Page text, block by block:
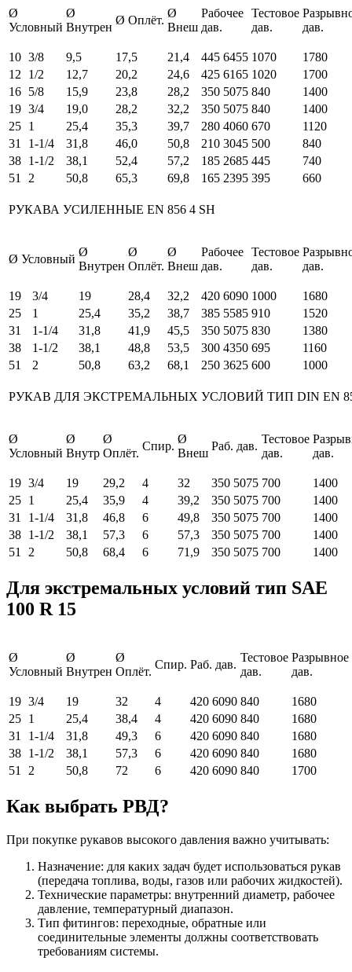
Ø
Условный
Ø
Внутрен
Ø Оплёт.
Ø
Внеш
Рабочее
дав.
Тестовое
дав.
дав.
10 3/8 9,5 17,5 21,4 445 6455 1070
1780
12 1/2 12,7 20,2 24,6 425 6165 1020
1700
16 5/8 15,9 23,8 28,2 350 5075 840
1400
19 3/4 19,0 28,2 32,2 350 5075 840
1400
25 1 25,4 35,3 39,7 280 4060 670
1120
31
1-1/4 31,8 46,0 50,8 210 3045 500
840
38 1-1/2 38,1 52,4 57,2 185 2685 445
740
51 2 50,8 65,3 69,8 165 2395 395 660
РУКАВА УСИЛЕННЫЕ EN 856 4 SH
Ø Условный
Ø
Внутрен
Ø
Оплёт.
Ø
Внеш
Рабочее
дав.
Тестовое
дав.
дав.
19 3/4 19 28,4 32,2 420 6090 1000
1680
25
1 25,4 35,2 38,7 385 5585 910
1520
31
1-1/4 31,8 41,9 45,5 350 5075 830
1380
38
1-1/2 38,1 48,8 53,5 300 4350 695
1160
51
2 50,8 63,2 68,1 250 3625 600 1000
РУКАВ ДЛЯ ЭКСТРЕМАЛЬНЫХ УСЛОВИЙ ТИП DIN EN
Ø
Условный
Ø
Внутр
Ø
Оплёт.
Спир.
Ø
Внеш
Раб. дав.
Тестовое
дав.
дав.
19 3/4 19 29,2 4 32 350 5075 700
1400
25 1 25,4 35,9 4 39,2 350 5075 700
1400
31
1-1/4 31,8 46,8 6 49,8 350 5075 700
1400
38 1-1/2 38,1 57,3 6 57,3 350 5075 700
1400
51 2 50,8 68,4 6 71,9 350 5075 700 1400
Для экстремальных условий тип SAE
100 R 15
Ø
Условный
Ø
Внутрен
Ø
Оплёт.
Спир. Раб. дав.
Тестовое
дав.
Разрывное
дав.
19 3/4 19 32 4 420 6090 840
1680
25 1 25,4 38,4 4 420 6090 840
1680
31
1-1/4 31,8 49,3 6 420 6090 840
1680
38 1-1/2 38,1 57,3 6 420 6090 840
1680
51
2 50,8 72 6 420 6090 840 1700
Как выбрать РВД?
При покупке рукавов высокого давления важно учитывать:
Назначение: для каких задач будет использоваться рукав
(передача топлива, воды, газов или рабочих жидкостей).
Технические параметры: внутренний диаметр, рабочее
давление, температурный диапазон.
Тип фитингов: переходные, обратные или
соединительные элементы должны соответствовать
требованиям системы.